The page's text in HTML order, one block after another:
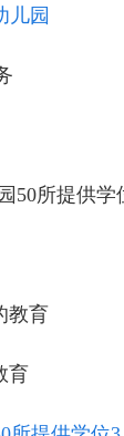
儿园
50所提供学
教育
育